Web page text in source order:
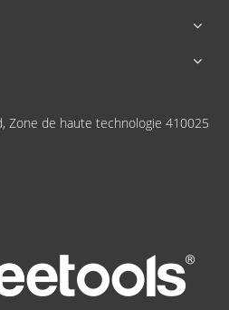
Zone de haute technologie 410025